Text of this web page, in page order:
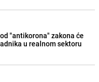
"antikorona" zakona će
u realnom sektoru